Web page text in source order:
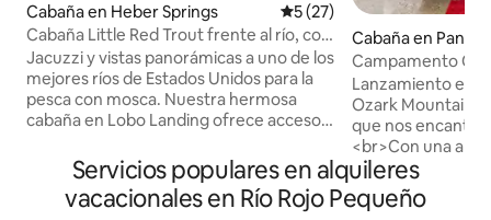
Cabaña en Heber Springs Calificación promedio: 5 de
5 (27)
Cabaña Little Red Trout frente al río, con
jacuzzi y vistas
Jacuzzi y vistas panorámicas a uno de los
mejores ríos de Estados Unidos para la
pesca con mosca. Nuestra hermosa
cabaña en Lobo Landing ofrece acceso
camas de primera calidad (una cama
king y 2 camas individuales extragrandes
aptas para adultos), internet Starlink de
Cabaña en
Campamento
total con muelle
Lanzamiento en
Ozark Mountain
que nos encanta
<br>Con una
ajardinada, esta
para tomar el sol
pesca con
Servicios populares en alquileres
vacacionales en Río Rojo Pequeño